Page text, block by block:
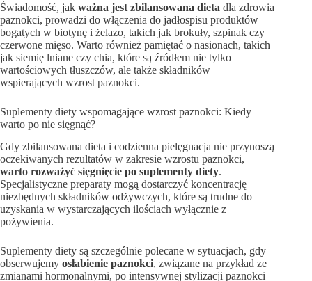
Świadomość, jak ważna jest zbilansowana dieta dla zdrowia
paznokci, prowadzi do włączenia do jadłospisu produktów
bogatych w biotynę i żelazo, takich jak brokuły, szpinak czy
czerwone mięso. Warto również pamiętać o nasionach, takich
jak siemię lniane czy chia, które są źródłem nie tylko
wartościowych tłuszczów, ale także składników
wspierających wzrost paznokci.
Suplementy diety wspomagające wzrost paznokci: Kiedy
warto po nie sięgnąć?
Gdy zbilansowana dieta i codzienna pielęgnacja nie przynoszą
oczekiwanych rezultatów w zakresie wzrostu paznokci,
warto rozważyć sięgnięcie po suplementy diety.
Specjalistyczne preparaty mogą dostarczyć koncentrację
niezbędnych składników odżywczych, które są trudne do
uzyskania w wystarczających ilościach wyłącznie z
pożywienia.
Suplementy diety są szczególnie polecane w sytuacjach, gdy
obserwujemy osłabienie paznokci, związane na przykład ze
zmianami hormonalnymi, po intensywnej stylizacji paznokci